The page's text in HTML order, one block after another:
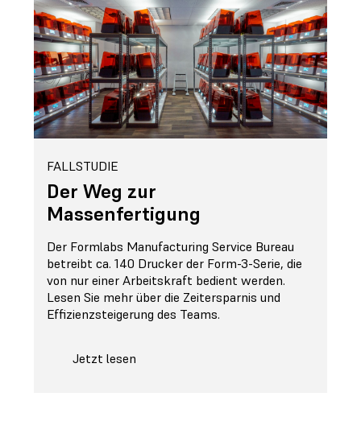
FALLSTUDIE
Der Weg zur
Massenfertigung
Der Formlabs Manufacturing Service Bureau
betreibt ca. 140 Drucker der Form-3-Serie, die
von nur einer Arbeitskraft bedient werden.
Lesen Sie mehr über die Zeitersparnis und
Effizienzsteigerung des Teams.
Jetzt lesen